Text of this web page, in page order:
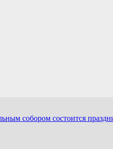
собором состоится